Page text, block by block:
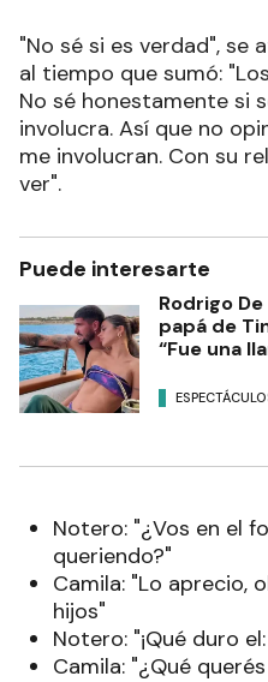
"No sé si es verdad", se
al tiempo que sumó:
No sé honestamente si
involucra. Así que no
me involucran. Con su
ver".
Puede interesarte
Rodrigo
papá de
“Fue una
Notero: "¿Vos en el
queriendo?"
Camila: "Lo aprecio,
hijos"
Notero: "¡Qué duro
Camila: "¿Qué